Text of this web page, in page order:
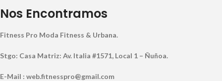
Nos Encontramos
Fitness Pro Moda Fitness & Urbana.
Stgo: Casa Matriz: Av. Italia #1571, Local 1 – Ñuñoa.
E-Mail : web.fitnesspro@gmail.com